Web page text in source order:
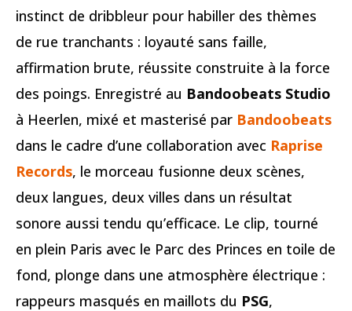
instinct de dribbleur pour habiller des thèmes
de rue tranchants : loyauté sans faille,
affirmation brute, réussite construite à la force
des poings. Enregistré au Bandoobeats Studio
à Heerlen, mixé et masterisé par Bandoobeats
dans le cadre d’une collaboration avec Raprise
Records, le morceau fusionne deux scènes,
deux langues, deux villes dans un résultat
sonore aussi tendu qu’efficace. Le clip, tourné
en plein Paris avec le Parc des Princes en toile de
fond, plonge dans une atmosphère électrique :
rappeurs masqués en maillots du PSG,